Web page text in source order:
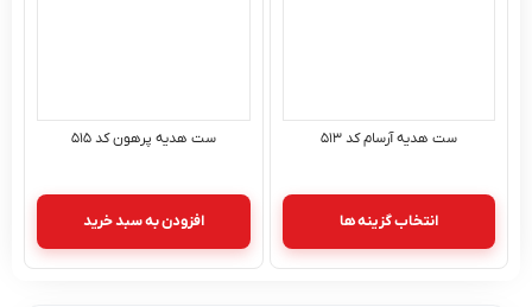
ست هدیه آرسام کد ۵۱۳
انتخاب گزینه ها
ست هدیه پرهون کد ۵۱۵
افزودن به سبد خرید